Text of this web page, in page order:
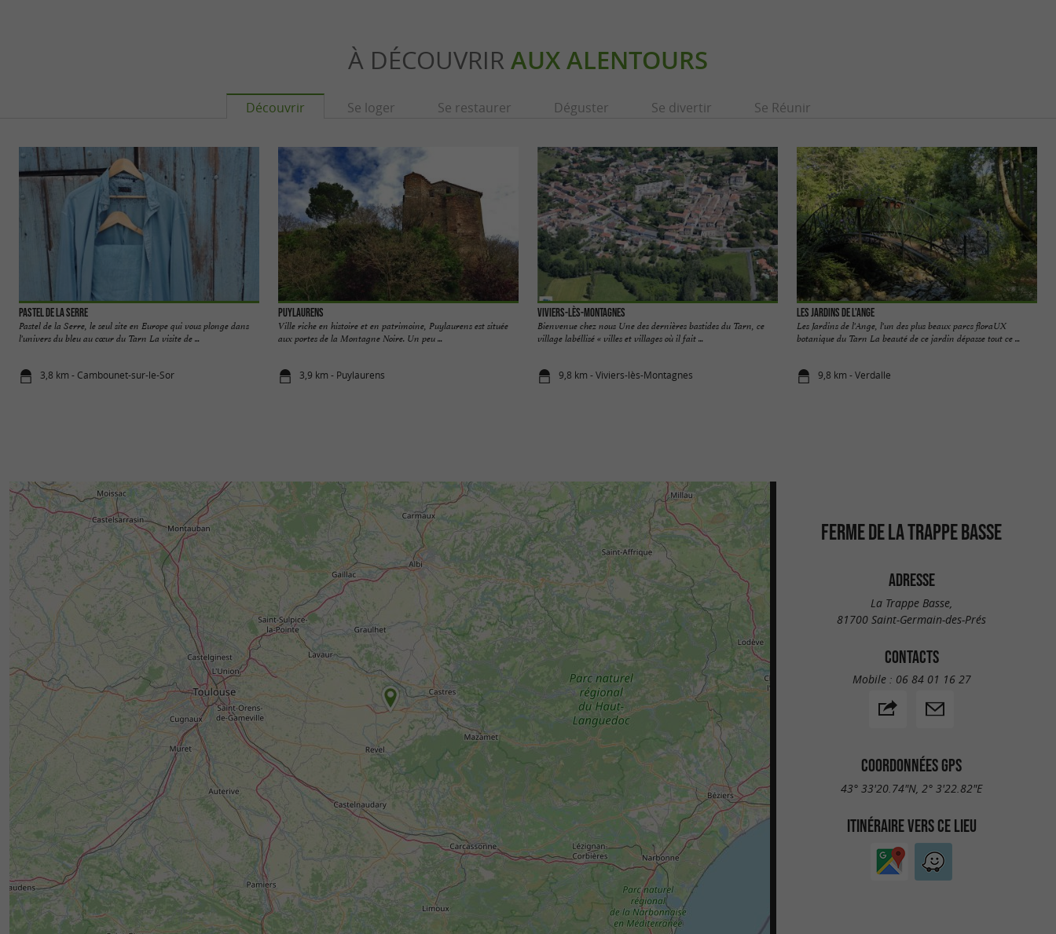
À DÉCOUVRIR AUX ALENTOURS
Découvrir Se loger Se restaurer Déguster Se divertir Se Réunir
Pastel de La Serre
Pastel de la Serre, le seul site en Europe qui vous plonge dans
l'univers du bleu au cœur du Tarn La visite de ...
3,8 km - Cambounet-sur-le-Sor
Puylaurens
Ville riche en histoire et en patrimoine, Puylaurens est située
aux portes de la Montagne Noire. Un peu ...
3,9 km - Puylaurens
Viviers-lès-Montagnes
Bienvenue chez nous Une des dernières bastides du Tarn, ce
village labéllisé « villes et villages où il fait ...
9,8 km - Viviers-lès-Montagnes
Les Jardins de L'Ange
Les Jardins de l'Ange, l'un des plus beaux parcs floraUX
botanique du Tarn La beauté de ce jardin dépasse tout ce ...
9,8 km - Verdalle
FERME DE LA TRAPPE BASSE
ADRESSE
La Trappe Basse,
81700 Saint-Germain-des-Prés
CONTACTS
Mobile : 06 84 01 16 27
COORDONNÉES GPS
43° 33'20.74"N, 2° 3'22.82"E
ITINÉRAIRE VERS CE LIEU